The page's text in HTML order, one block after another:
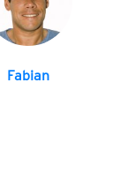
Fabian